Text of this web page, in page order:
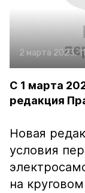
2 марта 2023,
С 1 марта
редакция
Новая
условия
на